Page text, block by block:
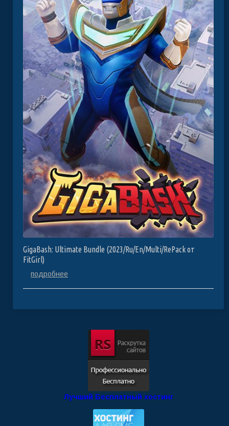
GigaBash: Ultimate Bundle (2023/Ru/En/Multi/RePack от
FitGirl)
подробнее
Лучший Бесплатный хостинг